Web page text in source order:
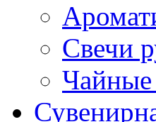
Свечи
Чайные